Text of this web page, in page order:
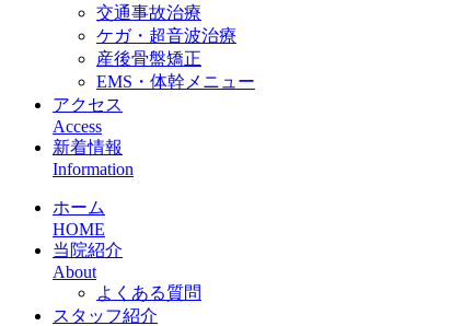
交通事故治療
ケガ・超音波治療
産後骨盤矯正
EMS・体幹メニュー
アクセス
Access
新着情報
Information
ホーム
HOME
当院紹介
About
よくある質問
スタッフ紹介